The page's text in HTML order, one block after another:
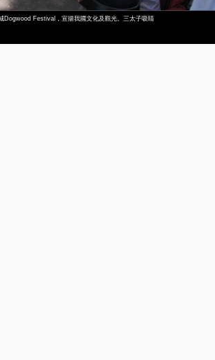
Dogwood Festival，宣揚我國文化及觀光。三太子吸睛